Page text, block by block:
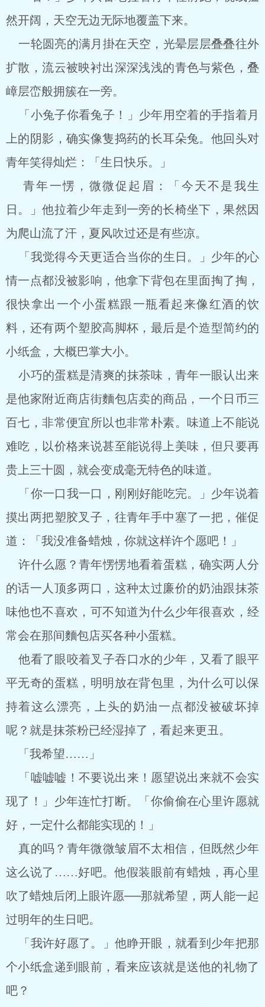
然开阔，天空无边无际地覆盖下来。
一轮圆亮的满月掛在天空，光晕层层叠叠往外
扩散，流云被映衬出深深浅浅的青色与紫色，叠
嶂层峦般拥簇在一旁。
「小兔子你看兔子！」少年用空着的手指着月
上的阴影，确实像隻捣药的长耳朵兔。他回头对
青年笑得灿烂：「生日快乐。」
青年一愣，微微促起眉：「今天不是我生
日。」他拉着少年走到一旁的长椅坐下，果然因
为爬山流了汗，夏风吹过还是有些凉。
「我觉得今天更适合当你的生日。」少年的心
情一点都没被影响，他拿下背包在里面掏了掏，
很快拿出一个小蛋糕跟一瓶看起来像红酒的饮
料，还有两个塑胶高脚杯，最后是个造型简约的
小纸盒，大概巴掌大小。
小巧的蛋糕是清爽的抹茶味，青年一眼认出来
是他家附近商店街麵包店卖的商品，一个日币三
百七，非常便宜所以也非常朴素。味道上不能说
难吃，以价格来说甚至能说得上美味，但只要再
贵上三十圆，就会变成毫无特色的味道。
「你一口我一口，刚刚好能吃完。」少年说着
摸出两把塑胶叉子，往青年手中塞了一把，催促
道：「我没准备蜡烛，你就这样许个愿吧！」
许什么愿？青年愣愣地看着蛋糕，确实两人分
的话一人顶多两口，这种太过廉价的奶油跟抹茶
味他也不喜欢，可不知道为什么少年很喜欢，经
常会在那间麵包店买各种小蛋糕。
他看了眼咬着叉子吞口水的少年，又看了眼平
平无奇的蛋糕，明明放在背包里，为什么可以保
持着这么漂亮，上头的奶油一点都没被破坏掉
呢？就是抹茶粉已经湿掉了，看起来更丑。
「我希望……」
「嘘嘘嘘！不要说出来！愿望说出来就不会实
现了！」少年连忙打断。「你偷偷在心里许愿就
好，一定什么都能实现的！」
真的吗？青年微微皱眉不太相信，但既然少年
这么说了……好吧。他假装眼前有蜡烛，再心里
吹了蜡烛后闭上眼许愿──那就希望，两人能一起
过明年的生日吧。
「我许好愿了。」他睁开眼，就看到少年把那
个小纸盒递到眼前，看来应该就是送他的礼物了
吧？